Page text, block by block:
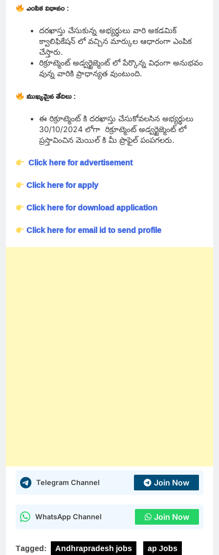
ఎంపిక విధానం:
దరఖాస్తు చేసుకున్న అభ్యర్థులు వారి అకడమిక్
క్వాలిఫికేషన్ లో వచ్చిన మార్కుల ఆధారంగా ఎంపిక
చేస్తారు.
రిక్రూట్మెంట్ అడ్వర్టైజ్మెంట్ లో పేర్కొన్న విధంగా అనుభవం
వున్న వారికి ప్రాధాన్యత వుంటుంది.
ముఖ్యమైన తేదిలు:
ఈ రిక్రూట్మెంట్ కి దరఖాస్తు చేసుకోవలసిన అభ్యర్థులు
30/10/2024 లోగా రిక్రూట్మెంట్ అడ్వర్టైజ్మెంట్ లో
ప్రస్తావించిన మెయిల్ కి మీ ప్రొఫైల్ పంపగలరు.
Click here for advertisement
Click here for apply
Click here for download application
Click here for email id to send profile
Telegram Channel Join Now
WhatsApp Channel Join Now
Tagged: Andhrapradesh jobs ap Jobs